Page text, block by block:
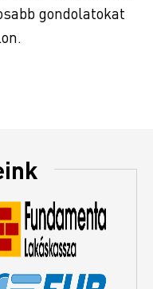
gondolatokat